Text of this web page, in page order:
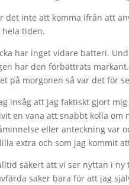
det inte att komma ifrån att
tiden.
har inget vidare batteri.
har den förbättrats
på morgonen så var det för
insåg att jag faktiskt gjort
en vana att snabbt kolla
eller anteckning var
extra och som jag kommit
säkert att vi ser nyttan i ny
saker bara för att jag